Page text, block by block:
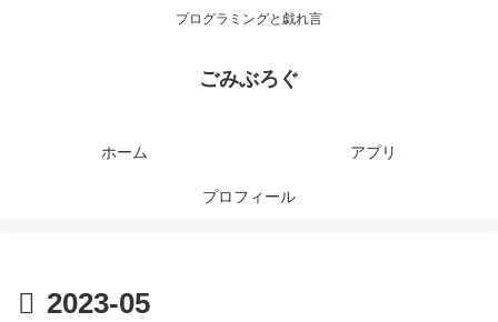
プログラミングと戯れ言
ごみぶろぐ
ホーム アプリ
プロフィール
2023-05